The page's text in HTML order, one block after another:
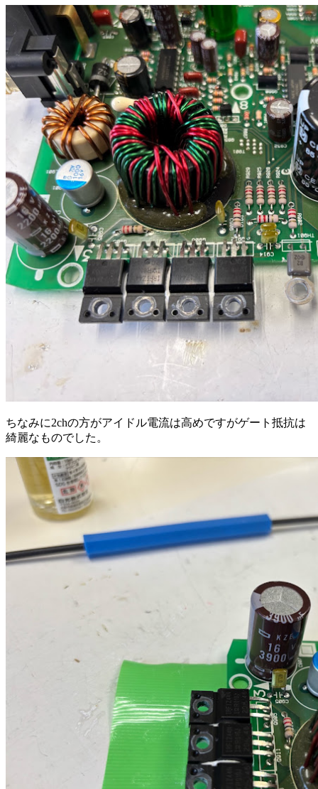
ちなみに2chの方がアイドル電流は高めですがゲート抵抗は
綺麗なものでした。